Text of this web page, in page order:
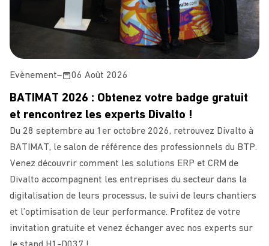
Evènement– 06 Août 2026
BATIMAT 2026 : Obtenez votre badge gratuit
et rencontrez les experts Divalto !
Du 28 septembre au 1er octobre 2026, retrouvez Divalto à
BATIMAT, le salon de référence des professionnels du BTP.
Venez découvrir comment les solutions ERP et CRM de
Divalto accompagnent les entreprises du secteur dans la
digitalisation de leurs processus, le suivi de leurs chantiers
et l’optimisation de leur performance. Profitez de votre
invitation gratuite et venez échanger avec nos experts sur